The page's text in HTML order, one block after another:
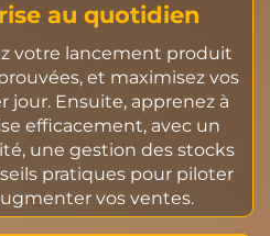
au quotidien
votre lancement produit
et maximisez vos
jour. Ensuite, apprenez à
efficacement, avec un
une gestion des stocks
pratiques pour piloter
vos ventes.